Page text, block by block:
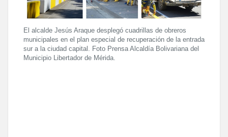
El alcalde Jesús Araque desplegó cuadrillas de obreros
municipales en el plan especial de recuperación de la entrada
sur a la ciudad capital. Foto Prensa Alcaldía Bolivariana del
Municipio Libertador de Mérida.